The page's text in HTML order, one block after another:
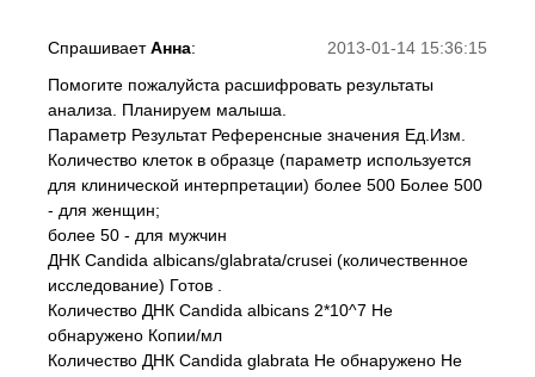
2013-01-14 15:36:15
СпрашиваетАнна:
Помогите пожалуйста расшифровать результаты
анализа. Планируем малыша.
Параметр Результат Референсные значения Ед.Изм.
Количество клеток в образце (параметр используется
для клинической интерпретации) более 500 Более 500
- для женщин;
более 50 - для мужчин
ДНК Candida albicans/glabrata/crusei (количественное
исследование) Готов .
Количество ДНК Candida albicans 2*10^7 Не
обнаружено Копии/мл
Количество ДНК Candida glabrata Не обнаружено Не